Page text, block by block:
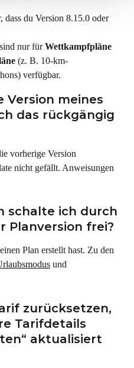
dass du Version 8.15.0 oder
nur für Wettkampfpläne
(z. B. 10-km-
verfügbar.
Version meines
das rückgängig
vorherige Version
nicht gefällt. Anweisungen
schalte ich durch
Planversion frei?
Plan erstellt hast. Zu den
und
zurücksetzen,
Tarifdetails
aktualisiert